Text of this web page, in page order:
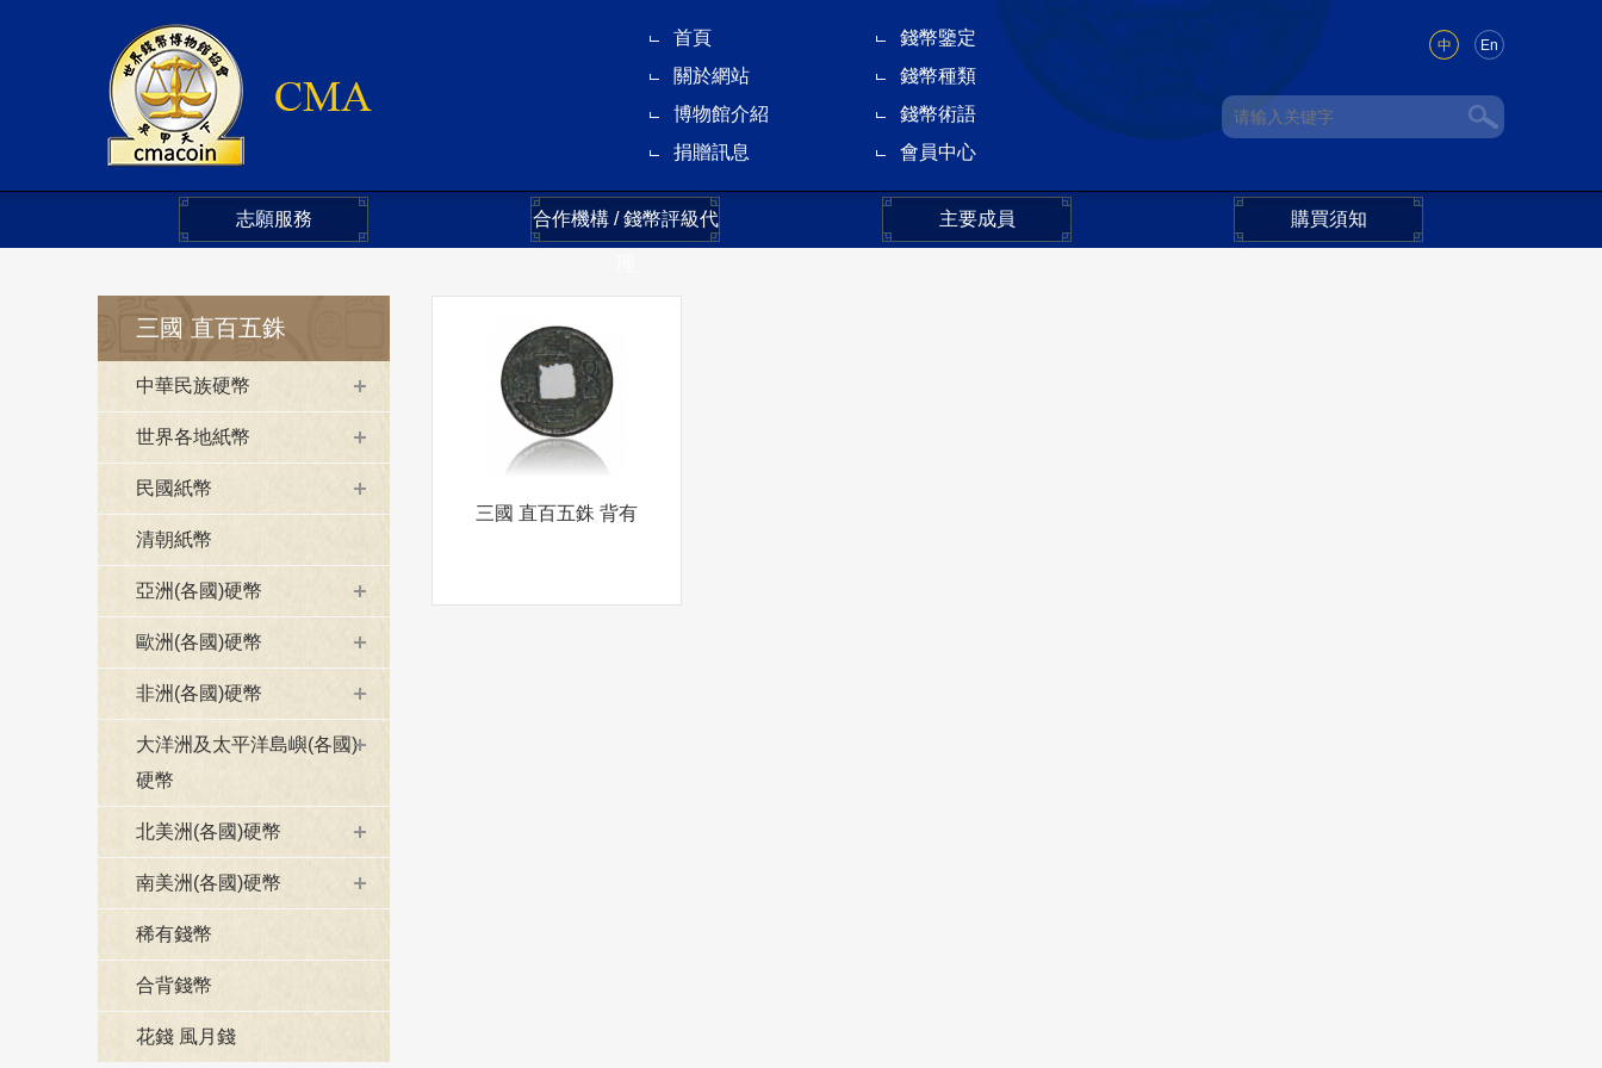
中 En
首頁
錢幣鑒定
關於網站
錢幣種類
博物館介紹
錢幣術語
捐贈訊息
會員中心
志願服務 合作機構 / 錢幣評級代 主要成員 購買須知
三國 直百五銖
中華民族硬幣
世界各地紙幣
民國紙幣
清朝紙幣
亞洲(各國)硬幣
歐洲(各國)硬幣
非洲(各國)硬幣
大洋洲及太平洋島嶼(各國)
硬幣
北美洲(各國)硬幣
南美洲(各國)硬幣
稀有錢幣
合背錢幣
花錢 風月錢
三國 直百五銖 背有